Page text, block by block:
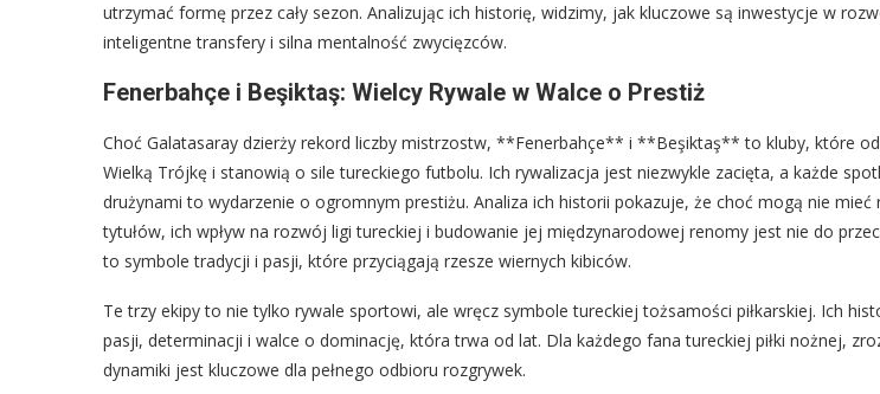
utrzymać formę przez cały sezon. Analizując ich historię, widzimy, jak kluczowe są inwestycje w
inteligentne transfery i silna mentalność zwycięzców.
Fenerbahçe i Beşiktaş: Wielcy Rywale w Walce o Prestiż
Choć Galatasaray dzierży rekord liczby mistrzostw, **Fenerbahçe** i **Beşiktaş** to kluby, które
Wielką Trójkę i stanowią o sile tureckiego futbolu. Ich rywalizacja jest niezwykle zacięta, a każde
drużynami to wydarzenie o ogromnym prestiżu. Analiza ich historii pokazuje, że choć mogą nie mieć
tytułów, ich wpływ na rozwój ligi tureckiej i budowanie jej międzynarodowej renomy jest nie do
to symbole tradycji i pasji, które przyciągają rzesze wiernych kibiców.
Te trzy ekipy to nie tylko rywale sportowi, ale wręcz symbole tureckiej tożsamości piłkarskiej. Ich
pasji, determinacji i walce o dominację, która trwa od lat. Dla każdego fana tureckiej piłki nożnej,
dynamiki jest kluczowe dla pełnego odbioru rozgrywek.